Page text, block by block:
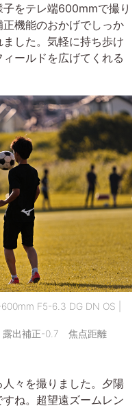
をテレ端600mmで撮り
機能のおかげでしっか
した。気軽に持ち歩け
ールドを広げてくれる
F5-6.3 DG DN OS |
出補正-0.7 焦点距離
々を撮りました。夕陽
ね。超望遠ズームレン